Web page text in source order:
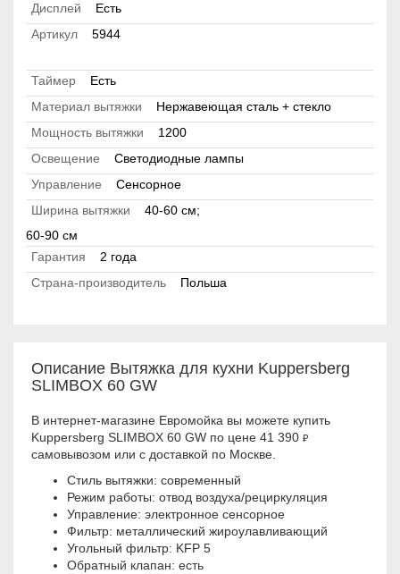
Дисплей
Есть
Артикул
5944
Таймер
Есть
Материал вытяжки
Нержавеющая сталь + стекло
Мощность вытяжки
1200
Освещение
Светодиодные лампы
Управление
Сенсорное
Ширина вытяжки
40-60 см;
60-90 см
Гарантия
2 года
Страна-производитель
Польша
Описание Вытяжка для кухни Kuppersberg
SLIMBOX 60 GW
В интернет-магазине Евромойка вы можете купить
Kuppersberg SLIMBOX 60 GW по цене 41 390 ₽
самовывозом или с доставкой по Москве.
Стиль вытяжки: современный
Режим работы: отвод воздуха/рециркуляция
Управление: электронное сенсорное
Фильтр: металлический жироулавливающий
Угольный фильтр: KFP 5
Обратный клапан: есть